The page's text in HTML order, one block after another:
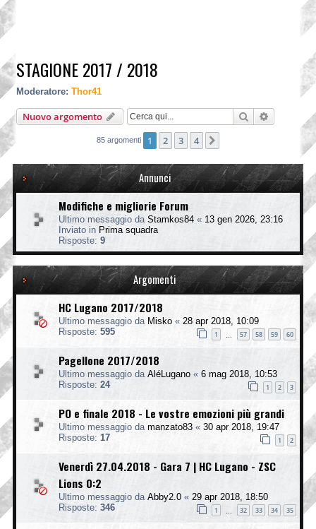
STAGIONE 2017 / 2018
Moderatore: Thor41
Nuovo argomento Cerca Ricerca
85 argomenti 1 2 3 4
Annunci
Modifiche e migliorie Forum
Ultimo messaggio da Stamkos84 « 13 gen 2026, 23:16
Inviato in Prima squadra
Risposte: 9
Argomenti
HC Lugano 2017/2018
Ultimo messaggio da Misko « 28 apr 2018, 10:09
Risposte: 595 1 57 58 59 60
Pagellone 2017/2018
Ultimo messaggio da AléLugano « 6 mag 2018, 10:53
Risposte: 24 1 2 3
PO e finale 2018 - Le vostre emozioni più grandi
Ultimo messaggio da manzato83 « 30 apr 2018, 19:47
Risposte: 17 1 2
Venerdì 27.04.2018 - Gara 7 | HC Lugano - ZSC
Lions 0:2
Ultimo messaggio da Abby2.0 « 29 apr 2018, 18:50
Risposte: 346 1 32 33 34 35